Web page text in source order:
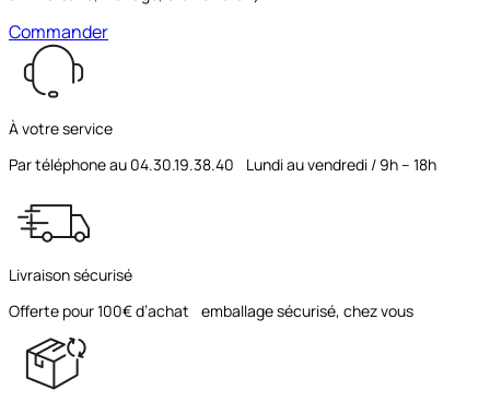
Commander
À votre service
Par téléphone au 04.30.19.38.40 Lundi au vendredi / 9h – 18h
Livraison sécurisé
Offerte pour 100€ d’achat emballage sécurisé, chez vous